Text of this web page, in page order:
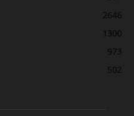
2646
1300
973
502